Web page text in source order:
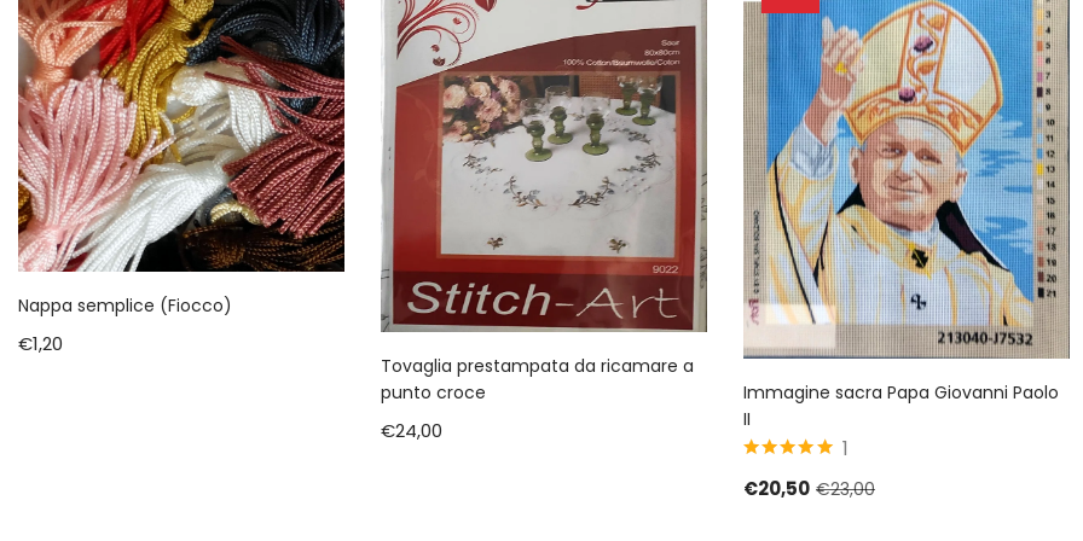
Nappa semplice (Fiocco)
€1,20
Tovaglia prestampata da ricamare a
punto croce
€24,00
Immagine sacra Papa Giovanni Paolo
II
1
€20,50 €23,00